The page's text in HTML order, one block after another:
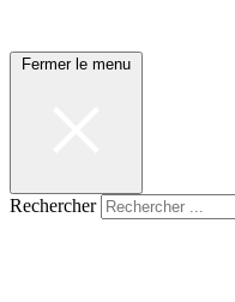
Fermer le menu
Rechercher